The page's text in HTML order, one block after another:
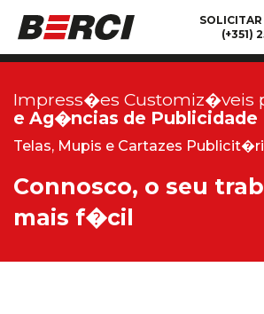
(+351)
Impress�es Customiz�veis
e Ag�ncias de Publicidade
Telas, Mupis e Cartazes
Connosco, o seu
mais f�cil